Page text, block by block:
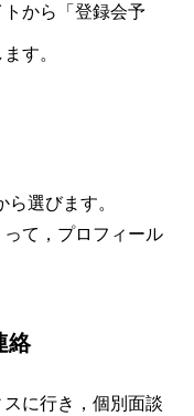
から「登録会予
す。
選びます。
て，プロフィール
絡
に行き，個別面談